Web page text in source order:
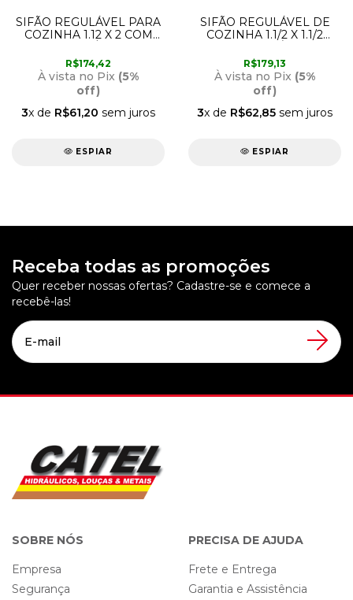
SIFÃO REGULÁVEL PARA
COZINHA 1.12 X 2 COM
2 VSM082CWG ESTEVES
R$174,42
À vista no Pix (5%
off)
3x de R$61,20 sem juros
ESPIAR
SIFÃO REGULÁVEL DE
COZINHA 1.1/2 X 1.1/2
30CM VSM081CWG
ESTEVES
R$179,13
À vista no Pix (5%
off)
3x de R$62,85 sem juros
ESPIAR
Receba todas as promoções
Quer receber nossas ofertas? Cadastre-se e comece a
recebê-las!
SOBRE NÓS
Empresa
Segurança
PRECISA DE AJUDA
Frete e Entrega
Garantia e Assistência